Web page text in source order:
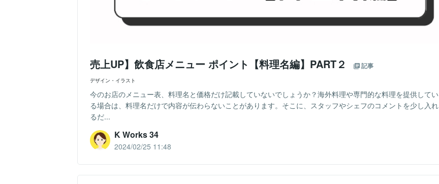
売上UP】飲食店メニュー ポイント【料理名編】PART２ 記事
デザイン・イラスト
今のお店のメニュー表、料理名と価格だけ記載していないでしょうか？海外料理や専門的な料理を提供してい
る場合は、料理名だけで内容が伝わらないことがあります。そこに、スタッフやシェフのコメントを少し入れ
るだ...
K Works 34
2024/02/25 11:48